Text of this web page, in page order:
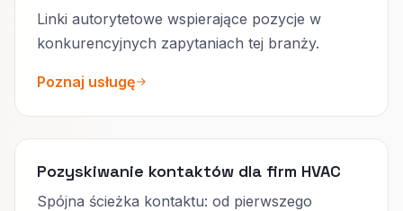
Linki autorytetowe wspierające pozycje w
konkurencyjnych zapytaniach tej branży.
Poznaj usługę
Pozyskiwanie kontaktów dla firm HVAC
Spójna ścieżka kontaktu: od pierwszego